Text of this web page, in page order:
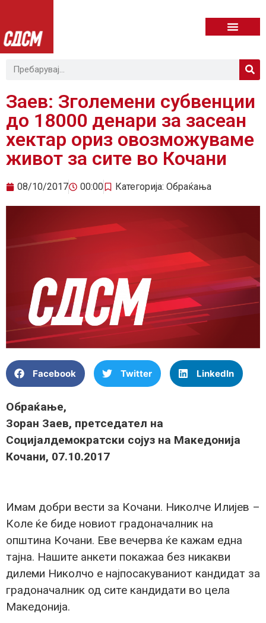
Заев: Зголемени субвенции
до 18000 денари за засеан
хектар ориз овозможуваме
живот за сите во Кочани
08/10/2017 00:00 Категорија: Обраќања
Facebook Twitter LinkedIn
Обраќање,
Зоран Заев, претседател на
Социјалдемократски сојуз на Македонија
Кочани, 07.10.2017
Имам добри вести за Кочани. Николче Илијев –
Коле ќе биде новиот градоначалник на
општина Кочани. Еве вечерва ќе кажам една
тајна. Нашите анкети покажаа без никакви
дилеми Николчо е најпосакуваниот кандидат за
градоначалник од сите кандидати во цела
Македонија.